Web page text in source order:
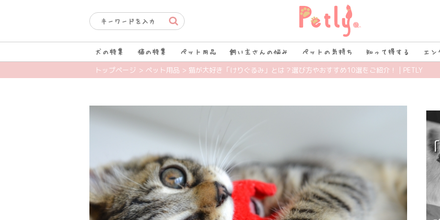
犬の特集 猫の特集 ペット用品 飼い主さんの悩み ペットの気持ち 知って得する エン
トップページ > ペット用品 > 猫が大好き「けりぐるみ」とは？選び方やおすすめ10選をご紹介！ | PETLY